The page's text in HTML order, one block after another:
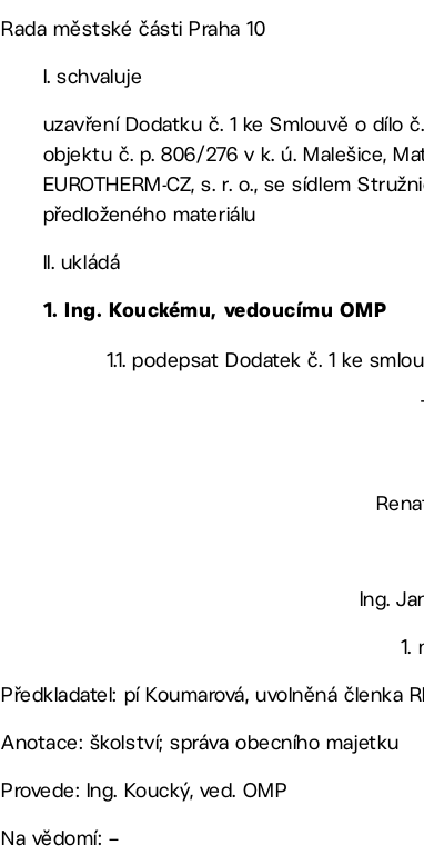
Rada městské části Praha 10
I. schvaluje
uzavření Dodatku č. 1 ke Smlouvě o dílo
objektu č. p. 806/276 v k. ú. Malešice,
EUROTHERM-CZ, s. r. o., se sídlem
předloženého materiálu
II. ukládá
1. Ing. Kouckému, vedoucímu OMP
1.1. podepsat Dodatek č. 1 ke
Ing.
1.
Předkladatel: pí Koumarová, uvolněná členka
Anotace: školství; správa obecního majetku
Provede: Ing. Koucký, ved. OMP
Na vědomí: –